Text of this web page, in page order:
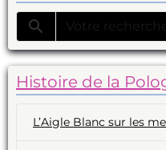
Histoire de la
L’Aigle Blanc sur les